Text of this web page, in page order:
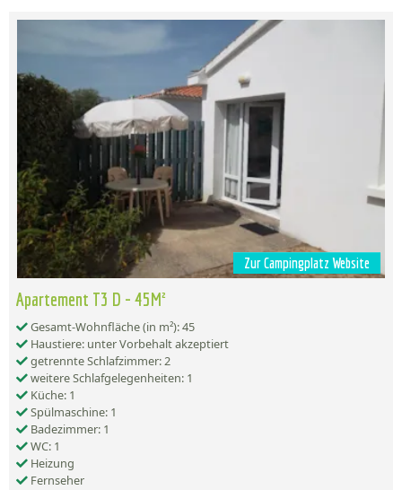
Zur Campingplatz Website
Apartement T3 D - 45M²
Gesamt-Wohnfläche (in m²): 45
Haustiere: unter Vorbehalt akzeptiert
getrennte Schlafzimmer: 2
weitere Schlafgelegenheiten: 1
Küche: 1
Spülmaschine: 1
Badezimmer: 1
WC: 1
Heizung
Fernseher